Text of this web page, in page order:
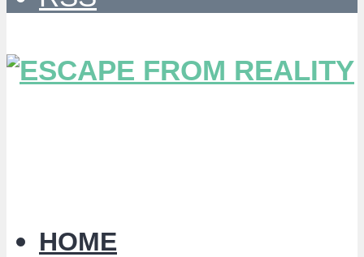
HOME